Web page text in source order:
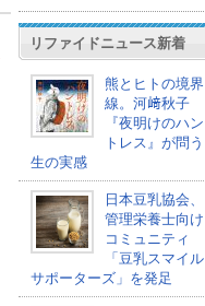
リファイドニュース新着
熊とヒトの境界
線。河﨑秋子
『夜明けのハン
トレス』が問う
生の実感
日本豆乳協会、
管理栄養士向け
コミュニティ
「豆乳スマイル
サポーターズ」を発足